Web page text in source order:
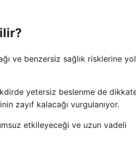
ve benzersiz sağlık risklerine yol
yetersiz beslenme de
zayıf kalacağı vurgulanıyor.
etkileyeceği ve uzun vadeli